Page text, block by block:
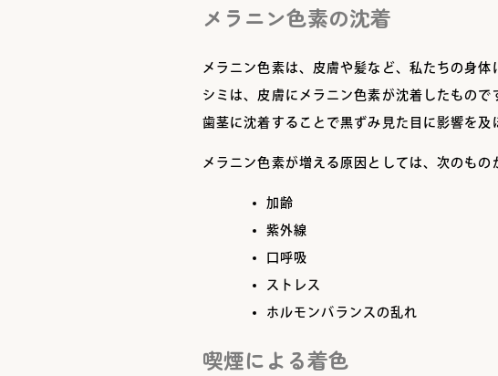
メラニン色素の沈着
メラニン色素は、皮膚や髪など、私たちの身
シミは、皮膚にメラニン色素が沈着したもので
歯茎に沈着することで黒ずみ見た目に影響を及
メラニン色素が増える原因としては、次のもの
加齢
紫外線
口呼吸
ストレス
ホルモンバランスの乱れ
喫煙による着色